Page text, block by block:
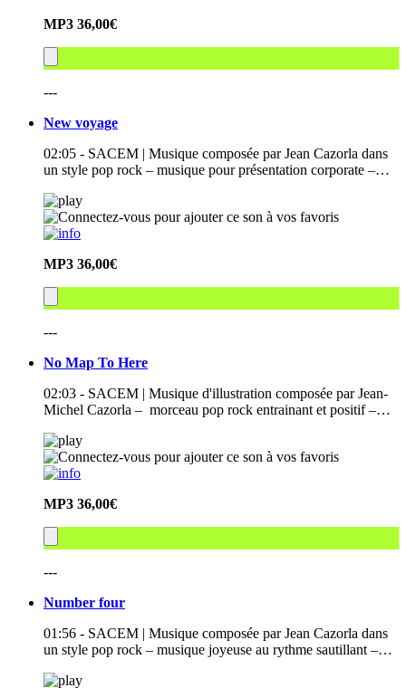
MP3 36,00€
---
New voyage
02:05 - SACEM | Musique composée par Jean Cazorla dans
un style pop rock – musique pour présentation corporate –…
MP3 36,00€
---
No Map To Here
02:03 - SACEM | Musique d'illustration composée par Jean-
Michel Cazorla – morceau pop rock entrainant et positif –…
MP3 36,00€
---
Number four
01:56 - SACEM | Musique composée par Jean Cazorla dans
un style pop rock – musique joyeuse au rythme sautillant –…